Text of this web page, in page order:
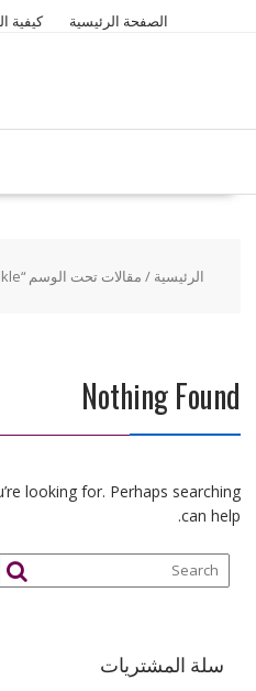
الصفحة الرئيسية كيفية
الرئيسية / مقالات تحت الوسم “1win yukle”
Nothing Found
looking for. Perhaps searching
can help.
سلة المشتريات